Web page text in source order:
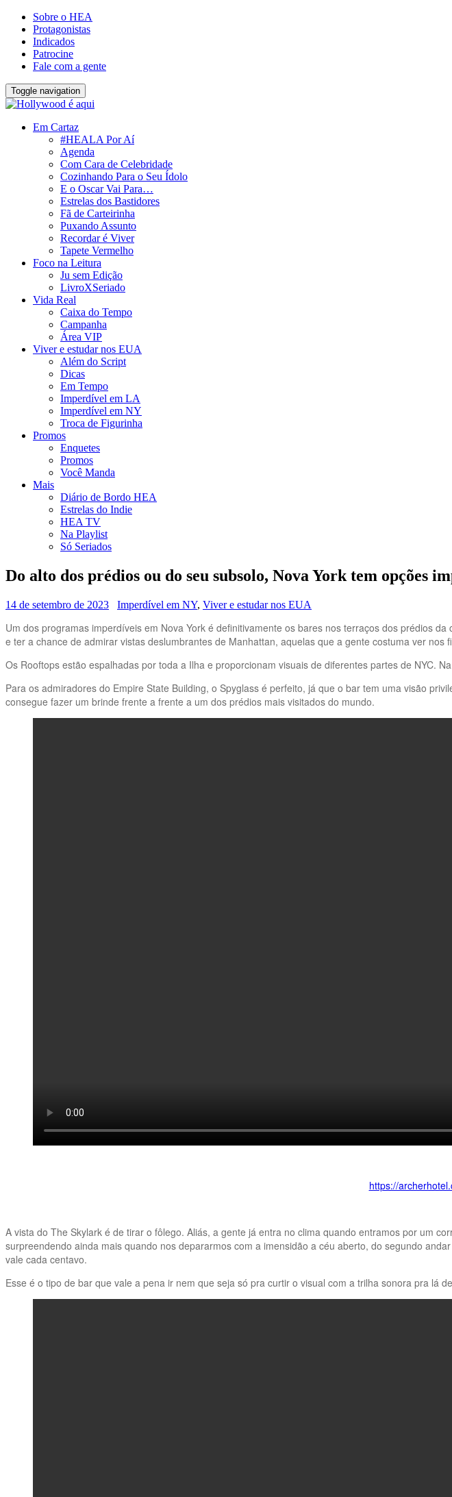
Sobre o HEA
Protagonistas
Indicados
Patrocine
Fale com a gente
Toggle navigation
Em Cartaz
#HEALA Por Aí
Agenda
Com Cara de Celebridade
Cozinhando Para o Seu Ídolo
E o Oscar Vai Para…
Estrelas dos Bastidores
Fã de Carteirinha
Puxando Assunto
Recordar é Viver
Tapete Vermelho
Foco na Leitura
Ju sem Edição
LivroXSeriado
Vida Real
Caixa do Tempo
Campanha
Área VIP
Viver e estudar nos EUA
Além do Script
Dicas
Em Tempo
Imperdível em LA
Imperdível em NY
Troca de Figurinha
Promos
Enquetes
Promos
Você Manda
Mais
Diário de Bordo HEA
Estrelas do Indie
HEA TV
Na Playlist
Só Seriados
Do alto dos prédios ou do seu subsolo, Nova York tem opções
14 de setembro de 2023 Imperdível em NY, Viver e estudar nos EUA
Um dos programas imperdíveis em Nova York é definitivamente os bares nos terraços dos prédios
e ter a chance de admirar vistas deslumbrantes de Manhattan, aquelas que a gente costuma ver nos
Os Rooftops estão espalhadas por toda a Ilha e proporcionam visuais de diferentes partes de NYC.
Para os admiradores do Empire State Building, o Spyglass é perfeito, já que o bar tem uma visão
consegue fazer um brinde frente a frente a um dos prédios mais visitados do mundo.
https://
A vista do The Skylark é de tirar o fôlego. Aliás, a gente já entra no clima quando entramos por um
surpreendendo ainda mais quando nos depararmos com a imensidão a céu aberto, do segundo
vale cada centavo.
Esse é o tipo de bar que vale a pena ir nem que seja só pra curtir o visual com a trilha sonora pra lá